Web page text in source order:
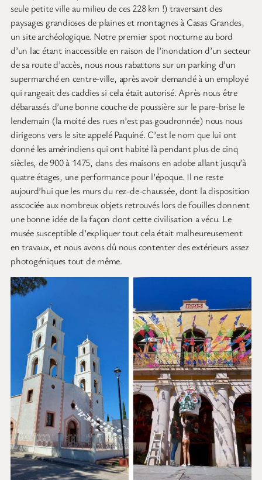
seule petite ville au milieu de ces 228 km !) traversant des
paysages grandioses de plaines et montagnes à Casas Grandes,
un site archéologique. Notre premier spot nocturne au bord
d’un lac étant inaccessible en raison de l’inondation d’un secteur
de sa route d’accès, nous nous rabattons sur un parking d’un
supermarché en centre-ville, après avoir demandé à un employé
qui rangeait des caddies si cela était autorisé. Après nous être
débarassés d’une bonne couche de poussière sur le pare-brise le
lendemain (la moité des rues n’est pas goudronnée) nous nous
dirigeons vers le site appelé Paquiné. C’est le nom que lui ont
donné les amérindiens qui ont habité là pendant plus de cinq
siècles, de 900 à 1475, dans des maisons en adobe allant jusqu’à
quatre étages, une performance pour l’époque. Il ne reste
aujourd’hui que les murs du rez-de-chaussée, dont la disposition
asscociée aux nombreux objets retrouvés lors de fouilles donnent
une bonne idée de la façon dont cette civilisation a vécu. Le
musée susceptible d’expliquer tout cela était malheureusement
en travaux, et nous avons dû nous contenter des extérieurs assez
photogéniques tout de même.